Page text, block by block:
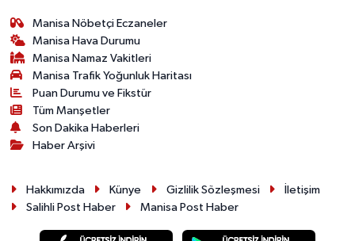
Manisa Nöbetçi Eczaneler
Manisa Hava Durumu
Manisa Namaz Vakitleri
Manisa Trafik Yoğunluk Haritası
Puan Durumu ve Fikstür
Tüm Manşetler
Son Dakika Haberleri
Haber Arşivi
Hakkımızda Künye Gizlilik Sözleşmesi
İletişim
Salihli Post Haber
Manisa Post Haber